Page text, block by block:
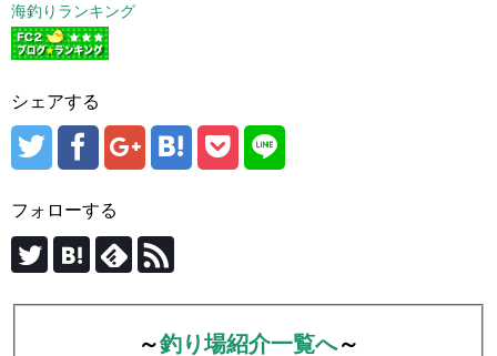
海釣りランキング
シェアする
フォローする
～釣り場紹介一覧へ～